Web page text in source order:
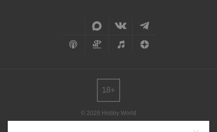
© 2026 Hobby World
18+